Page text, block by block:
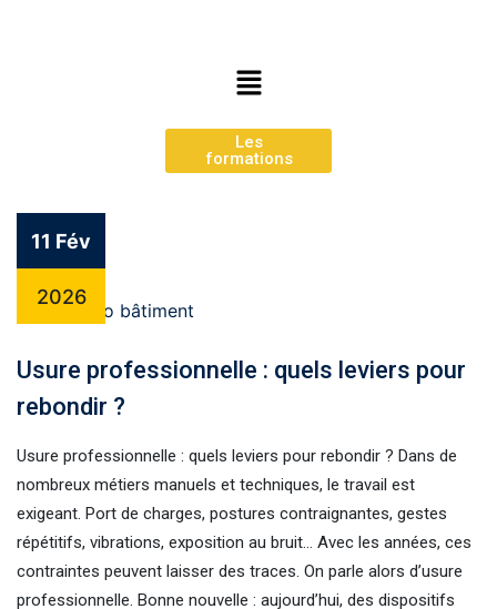
Les
formations
11 Fév
2026
Usure professionnelle : quels leviers pour
rebondir ?
Usure professionnelle : quels leviers pour rebondir ? Dans de
nombreux métiers manuels et techniques, le travail est
exigeant. Port de charges, postures contraignantes, gestes
répétitifs, vibrations, exposition au bruit… Avec les années, ces
contraintes peuvent laisser des traces. On parle alors d’usure
professionnelle. Bonne nouvelle : aujourd’hui, des dispositifs